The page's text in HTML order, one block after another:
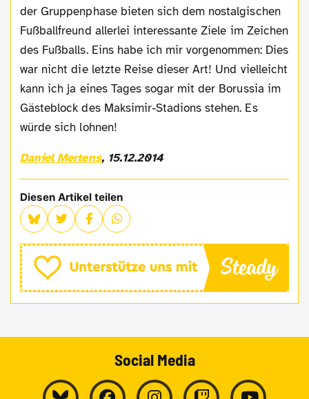
der Gruppenphase bieten sich dem nostalgischen
Fußballfreund allerlei interessante Ziele im Zeichen
des Fußballs. Eins habe ich mir vorgenommen: Dies
war nicht die letzte Reise dieser Art! Und vielleicht
kann ich ja eines Tages sogar mit der Borussia im
Gästeblock des Maksimir-Stadions stehen. Es
würde sich lohnen!
Daniel Mertens, 15.12.2014
Diesen Artikel teilen
Social Media